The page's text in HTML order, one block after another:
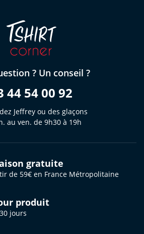
? Un conseil ?
44 54 00 92
Jeffrey ou des glaçons
au ven. de 9h30 à 19h
gratuite
de 59€ en France Métropolitaine
produit
jours